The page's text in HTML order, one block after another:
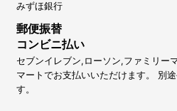
みずほ銀行
郵便振替
コンビニ払い
セブンイレブン,ローソン,ファミリー
マートでお支払いいただけます。 別
す。